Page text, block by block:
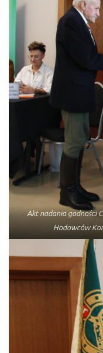
Akt nadania godności
Hodowców